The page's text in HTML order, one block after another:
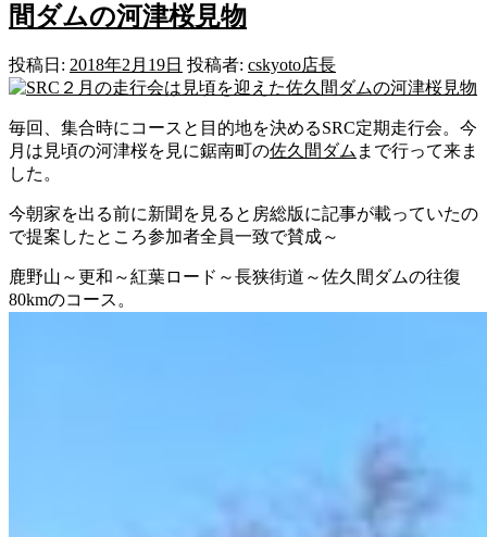
間ダムの河津桜見物
投稿日: 2018年2月19日 投稿者: cskyoto店長
毎回、集合時にコースと目的地を決めるSRC定期走行会。今
月は見頃の河津桜を見に鋸南町の佐久間ダム まで行って来ま
した。
今朝家を出る前に新聞を見ると房総版に記事が載っていたの
で提案したところ参加者全員一致で賛成～
鹿野山～更和～紅葉ロード～長狭街道～佐久間ダムの往復
80kmのコース。